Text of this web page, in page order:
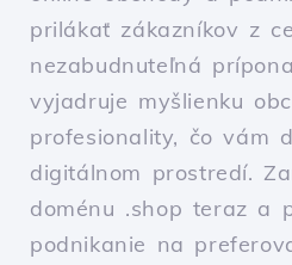
prilákať zákazníkov z
nezabudnuteľná
vyjadruje myšlienku
profesionality, čo vám
digitálnom prostredí.
doménu .shop teraz a
podnikanie na